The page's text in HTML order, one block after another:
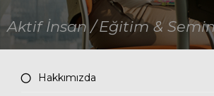
Medya
İletişim
Aktif İnsan / Eğitim &
Hakkımızda